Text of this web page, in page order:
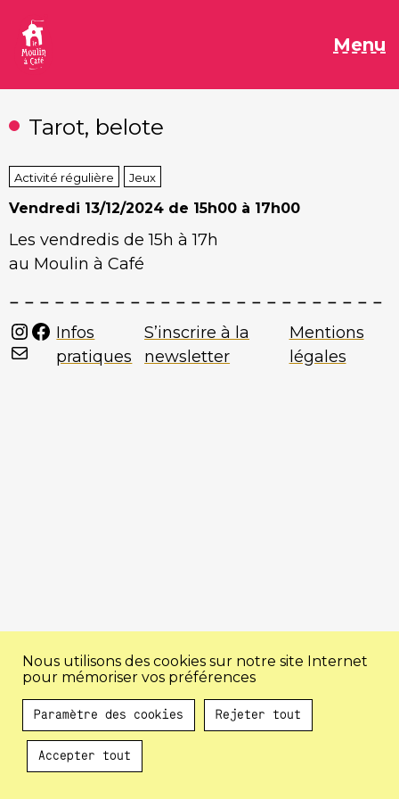
contenu
Menu
Tarot, belote
Activité régulière Jeux
Vendredi 13/12/2024 de 15h00 à 17h00
Les vendredis de 15h à 17h
au Moulin à Café
Instagram
Facebook
Mail
Infos
pratiques
S’inscrire à la
newsletter
Mentions
légales
Au programme !
Nous utilisons des cookies sur notre site Internet
pour mémoriser vos préférences
Paramètre des cookies Rejeter tout
Accepter tout